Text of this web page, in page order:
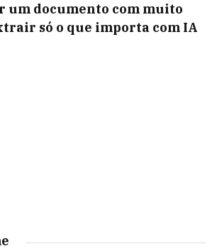
um documento com muito
só o que importa com IA